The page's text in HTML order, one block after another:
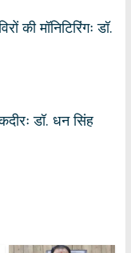
की मॉनिटिरिंगः डॉ.
डॉ. धन सिंह